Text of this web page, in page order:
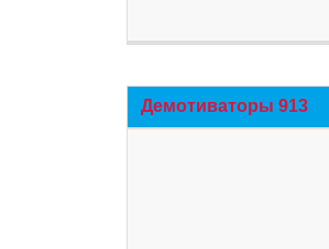
Демотиваторы 913